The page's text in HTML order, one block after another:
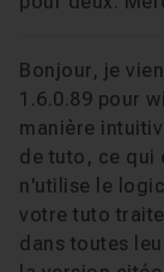
Bonjour, je
1.6.0.89 pour
manière
de tuto, ce qui
n'utilise le
votre tuto
dans toutes